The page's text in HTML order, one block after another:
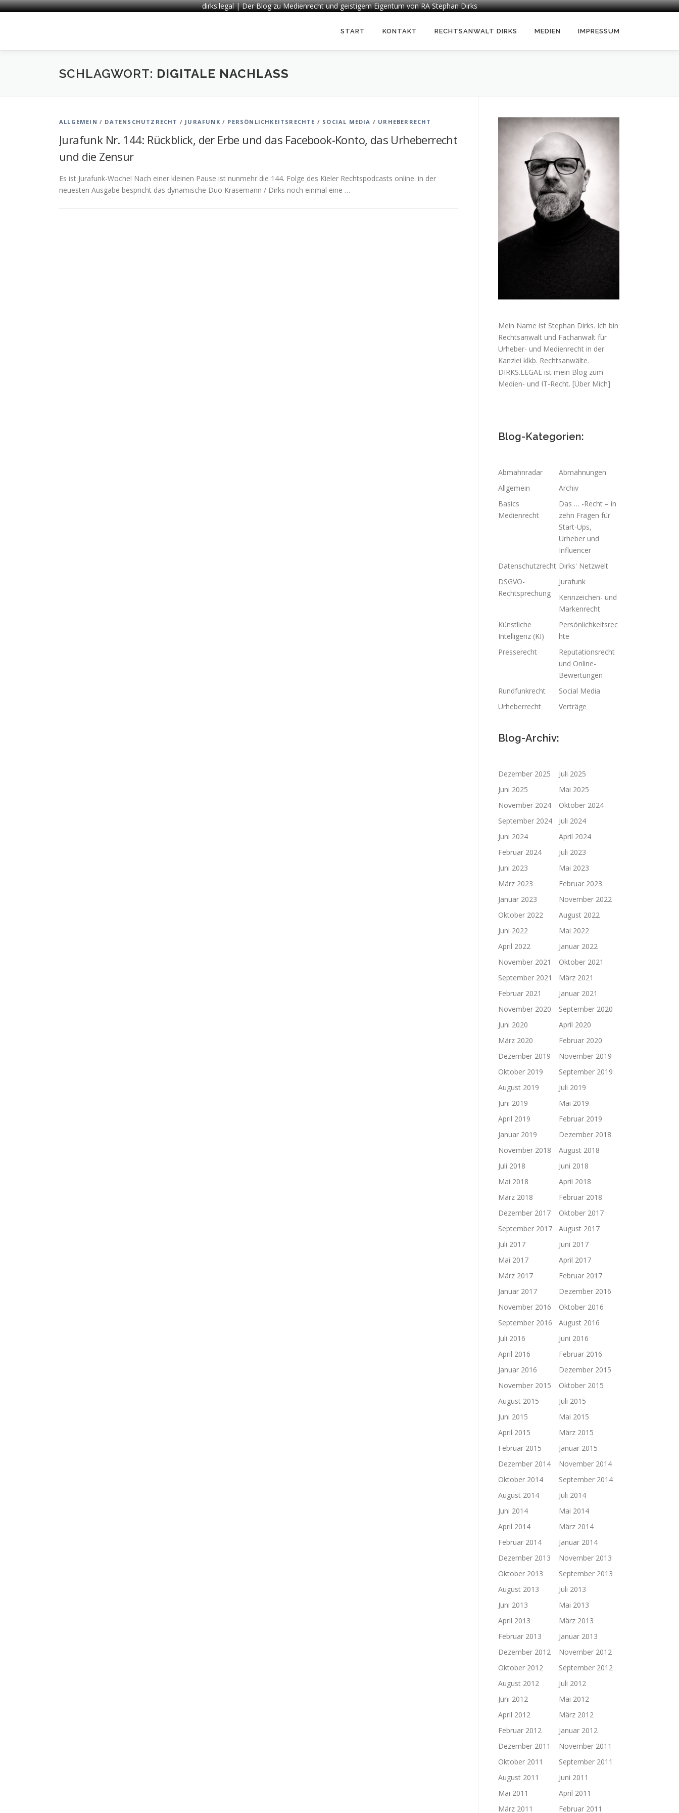
dirks.legal | Der Blog zu Medienrecht und geistigem Eigentum von RA Stephan Dirks
START KONTAKT RECHTSANWALT DIRKS MEDIEN IMPRESSUM
SCHLAGWORT: DIGITALE NACHLASS
ALLGEMEIN / DATENSCHUTZRECHT / JURAFUNK / PERSÖNLICHKEITSRECHTE / SOCIAL MEDIA / URHEBERRECHT
Jurafunk Nr. 144: Rückblick, der Erbe und das Facebook-Konto, das Urheberrecht
und die Zensur
Es ist Jurafunk-Woche! Nach einer kleinen Pause ist nunmehr die 144. Folge des Kieler Rechtspodcasts online. in der
neuesten Ausgabe bespricht das dynamische Duo Krasemann / Dirks noch einmal eine …
Mein Name ist Stephan Dirks. Ich bin
Rechtsanwalt und Fachanwalt für
Urheber- und Medienrecht in der
Kanzlei klkb. Rechtsanwälte.
DIRKS.LEGAL ist mein Blog zum
Medien- und IT-Recht. [Über Mich]
Blog-Kategorien:
Abmahnradar
Abmahnungen
Allgemein
Archiv
Basics
Medienrecht
Das … -Recht – in
zehn Fragen für
Start-Ups,
Urheber und
Influencer
Datenschutzrecht Dirks' Netzwelt
DSGVO-
Rechtsprechung
Jurafunk
Kennzeichen- und
Markenrecht
Künstliche
Intelligenz (KI)
Persönlichkeitsrec
hte
Presserecht
Reputationsrecht
und Online-
Bewertungen
Rundfunkrecht
Social Media
Urheberrecht
Verträge
Blog-Archiv:
Dezember 2025
Juli 2025
Juni 2025
Mai 2025
November 2024
Oktober 2024
September 2024
Juli 2024
Juni 2024
April 2024
Februar 2024
Juli 2023
Juni 2023
Mai 2023
März 2023
Februar 2023
Januar 2023
November 2022
Oktober 2022
August 2022
Juni 2022
Mai 2022
April 2022
Januar 2022
November 2021
Oktober 2021
September 2021
März 2021
Februar 2021
Januar 2021
November 2020
September 2020
Juni 2020
April 2020
März 2020
Februar 2020
Dezember 2019
November 2019
Oktober 2019
September 2019
August 2019
Juli 2019
Juni 2019
Mai 2019
April 2019
Februar 2019
Januar 2019
Dezember 2018
November 2018
August 2018
Juli 2018
Juni 2018
Mai 2018
April 2018
März 2018
Februar 2018
Dezember 2017
Oktober 2017
September 2017
August 2017
Juli 2017
Juni 2017
Mai 2017
April 2017
März 2017
Februar 2017
Januar 2017
Dezember 2016
November 2016
Oktober 2016
September 2016
August 2016
Juli 2016
Juni 2016
April 2016
Februar 2016
Januar 2016
Dezember 2015
November 2015
Oktober 2015
August 2015
Juli 2015
Juni 2015
Mai 2015
April 2015
März 2015
Februar 2015
Januar 2015
Dezember 2014
November 2014
Oktober 2014
September 2014
August 2014
Juli 2014
Juni 2014
Mai 2014
April 2014
März 2014
Februar 2014
Januar 2014
Dezember 2013
November 2013
Oktober 2013
September 2013
August 2013
Juli 2013
Juni 2013
Mai 2013
April 2013
März 2013
Februar 2013
Januar 2013
Dezember 2012
November 2012
Oktober 2012
September 2012
August 2012
Juli 2012
Juni 2012
Mai 2012
April 2012
März 2012
Februar 2012
Januar 2012
Dezember 2011
November 2011
Oktober 2011
September 2011
August 2011
Juni 2011
Mai 2011
April 2011
März 2011
Februar 2011